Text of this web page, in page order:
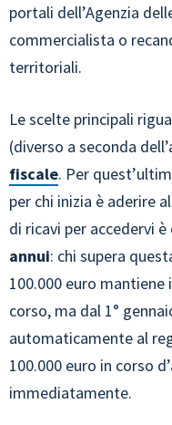
portali dell’Agenzia
commercialista o
territoriali.
Le scelte principali
(diverso a seconda
fiscale. Per
per chi inizia è aderire
di ricavi per accedervi
annui: chi supera
100.000 euro
corso, ma dal 1°
automaticamente al
100.000 euro in corso
immediatamente.